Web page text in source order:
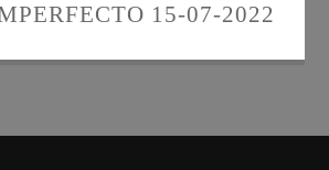
15-07-2022